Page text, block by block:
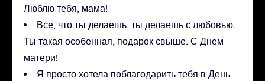
Люблю тебя, мама!
Все, что ты делаешь, ты делаешь с любовью.
Ты такая особенная, подарок свыше. С Днем
матери!
Я просто хотела поблагодарить тебя в День